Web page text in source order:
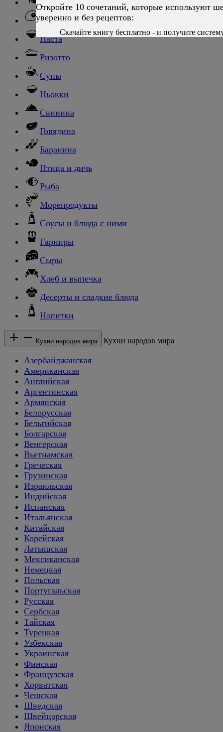
Блюда из яиц
Паста
Ризотто
Супы
Ньокки
Свинина
Говядина
Баранина
Птица и дичь
Рыба
Морепродукты
Соусы и блюда с ними
Гарниры
Сыры
Хлеб и выпечка
Десерты и сладкие блюда
Напитки
Кухни народов мира Кухни народов мира
Азербайджанская
Американская
Английская
Аргентинская
Армянская
Белорусская
Бельгийская
Болгарская
Венгерская
Вьетнамская
Греческая
Грузинская
Израильская
Индийская
Испанская
Итальянская
Китайская
Корейская
Латышская
Мексиканская
Немецкая
Польская
Португальская
Русская
Сербская
Тайская
Турецкая
Узбекская
Украинская
Финская
Французская
Хорватская
Чешская
Шведская
Швейцарская
Японская
Откройте 10 сочетаний, которые используют
уверенно и без рецептов:
Скачайте книгу бесплатно - и получите